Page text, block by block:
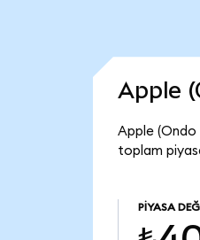
Apple
Apple (Ondo
toplam
PIYASA